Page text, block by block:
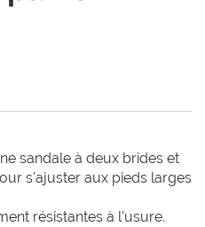
sandale à deux brides et
s'ajuster aux pieds larges
résistantes à l'usure.